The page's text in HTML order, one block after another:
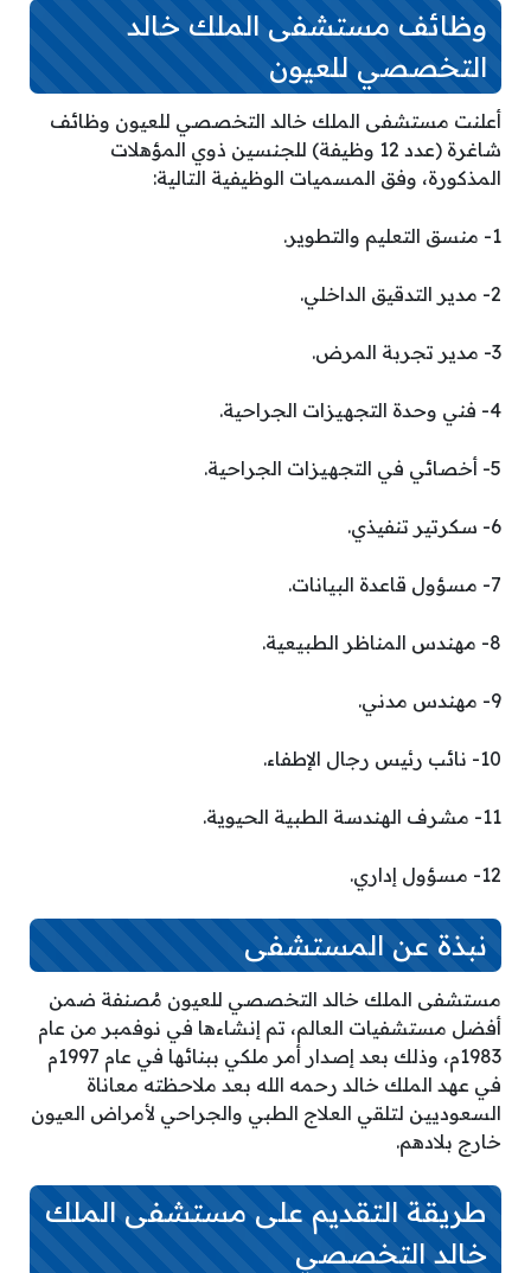
وظائف مستشفى الملك خالد
التخصصي للعيون
أعلنت مستشفى الملك خالد التخصصي للعيون وظائف
شاغرة (عدد 12 وظيفة) للجنسين ذوي المؤهلات
المذكورة، وفق المسميات الوظيفية التالية:
1- منسق التعليم والتطوير.
2- مدير التدقيق الداخلي.
3- مدير تجربة المرض.
4- فني وحدة التجهيزات الجراحية.
5- أخصائي في التجهيزات الجراحية.
6- سكرتير تنفيذي.
7- مسؤول قاعدة البيانات.
8- مهندس المناظر الطبيعية.
9- مهندس مدني.
10- نائب رئيس رجال الإطفاء.
11- مشرف الهندسة الطبية الحيوية.
12- مسؤول إداري.
نبذة عن المستشفى
مستشفى الملك خالد التخصصي للعيون مُصنفة ضمن
أفضل مستشفيات العالم، تم إنشاءها في نوفمبر من عام
1983م، وذلك بعد إصدار أمر ملكي ببنائها في عام 1997م
في عهد الملك خالد رحمه الله بعد ملاحظته معاناة
السعوديين لتلقي العلاج الطبي والجراحي لأمراض العيون
خارج بلادهم.
طريقة التقديم على مستشفى الملك
خالد التخصصي